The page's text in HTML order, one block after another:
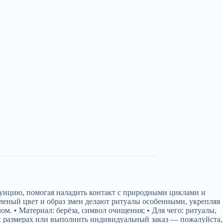
помогая наладить контакт с природными циклами и
цвет и образ змеи делают ритуалы особенными, укрепляя
• Материал: берёза, символ очищения; • Для чего: ритуалы,
размерах или выполнить индивидуальный заказ — пожалуйста,